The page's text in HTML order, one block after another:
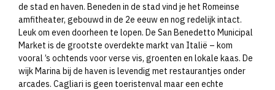
de stad en haven. Beneden in de stad vind je het Romeinse
amfitheater, gebouwd in de 2e eeuw en nog redelijk intact.
Leuk om even doorheen te lopen. De San Benedetto Municipal
Market is de grootste overdekte markt van Italië – kom
vooral ’s ochtends voor verse vis, groenten en lokale kaas. De
wijk Marina bij de haven is levendig met restaurantjes onder
arcades. Cagliari is geen toeristenval maar een echte